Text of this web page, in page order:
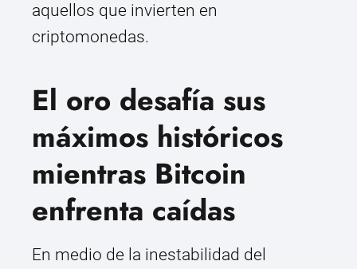
aquellos que invierten en
criptomonedas.
El oro desafía sus
máximos históricos
mientras Bitcoin
enfrenta caídas
En medio de la inestabilidad del